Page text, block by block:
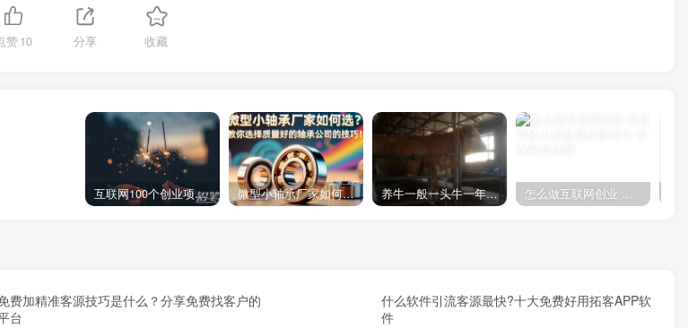
赞10 分享 收藏
互联网100个创业项目 2022必火的创业项目 微型小轴承厂家如何选？教你选择质量好的轴承公司的技巧！ 养牛一般一头牛一年赚多少钱 怎么做互联网创业 适合年轻人创业项目投资小
费加精准客源技巧是什么？分享免费找客户的
台
什么软件引流客源最快?十大免费好用拓客APP软
件